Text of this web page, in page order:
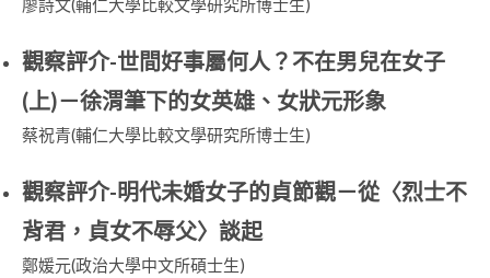
觀察評介-世間好事屬何人？不在男兒在女子
(上)－徐渭筆下的女英雄、女狀元形象
蔡祝青(輔仁大學比較文學研究所博士生)
觀察評介-明代未婚女子的貞節觀－從〈烈士不
背君，貞女不辱父〉談起
鄭媛元(政治大學中文所碩士生)